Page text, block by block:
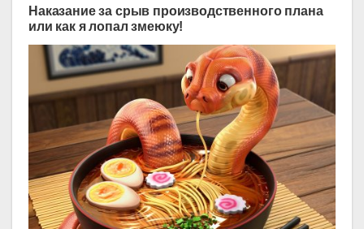
Наказание за срыв производственного плана
или как я лопал змеюку!